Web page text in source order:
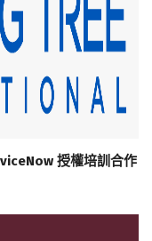
授權培訓合作